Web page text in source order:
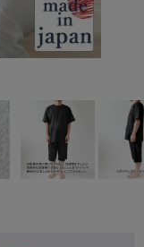
新着商品
- New Arrival -